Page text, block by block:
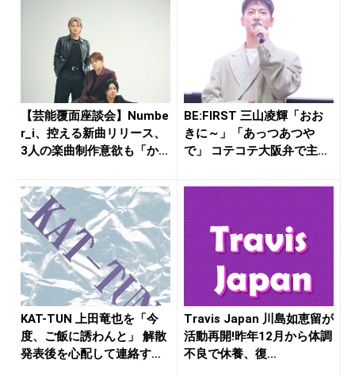
【芸能覆面座談会】Numbe
r_i、控える新曲リリース、
3人の楽曲制作意欲も「か...
BE:FIRST 三山凌輝「おお
きに～」「あっつあつや
で」 コテコテ大阪弁で主
KAT-TUN 上田竜也を「今
度、ご飯に誘わんと」 解散
発表後を心配して連絡す
Travis Japan 川島如恵留が
活動再開!昨年12月から体調
不良で休養、復...